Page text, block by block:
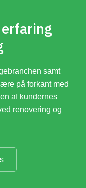
samt
på forkant med
af kundernes
renovering og